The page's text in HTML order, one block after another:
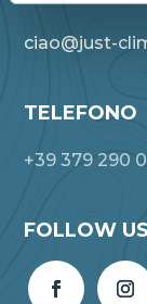
ciao@just-
TELEFONO
+39 379 290
FOLLOW US